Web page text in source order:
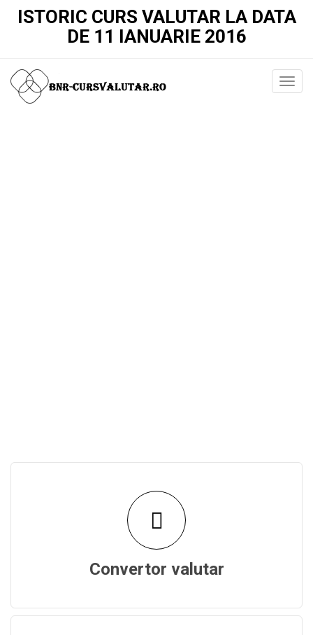
ISTORIC CURS VALUTAR LA DATA
DE 11 IANUARIE 2016
Convertor valutar